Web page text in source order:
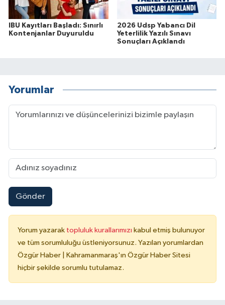
IBU Kayıtları Başladı: Sınırlı
Kontenjanlar Duyuruldu
2026 Udsp Yabancı Dil
Yeterlilik Yazılı Sınavı
Sonuçları Açıklandı
Yorumlar
Gönder
Yorum yazarak topluluk kurallarımızı kabul etmiş bulunuyor
ve tüm sorumluluğu üstleniyorsunuz. Yazılan yorumlardan
Özgür Haber | Kahramanmaraş'ın Özgür Haber Sitesi
hiçbir şekilde sorumlu tutulamaz.